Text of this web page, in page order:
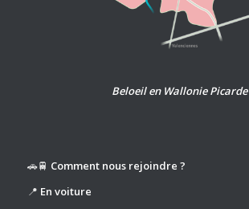
Beloeil en Wallonie Picarde
🚗🚆 Comment nous rejoindre ?
📍 En voiture